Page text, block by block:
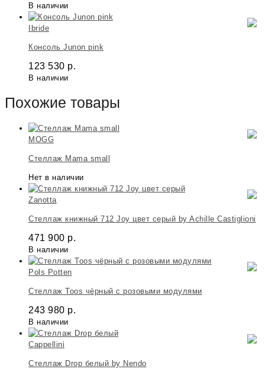
В наличии
Ibride
Консоль Junon pink
123 530 р.
В наличии
Похожие товары
MOGG
Стеллаж Mama small
Нет в наличии
Zanotta
Стеллаж книжный 712 Joy цвет серый by Achille Castiglioni
471 900 р.
В наличии
Pols Potten
Стеллаж Toos чёрный с розовыми модулями
243 980 р.
В наличии
Cappellini
Стеллаж Drop белый by Nendo